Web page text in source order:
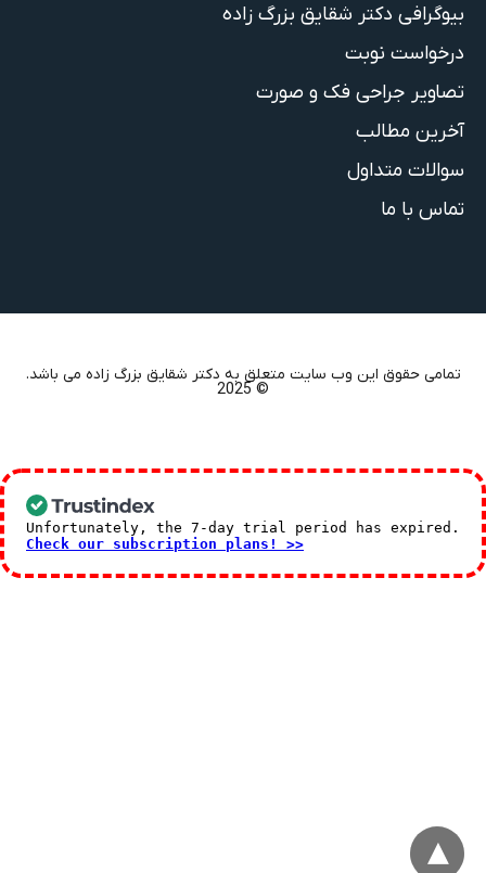
بیوگرافی دکتر شقایق بزرگ زاده
درخواست نوبت
تصاویر جراحی فک و صورت
آخرین مطالب
سوالات متداول
تماس با ما
تمامی حقوق این وب سایت متعلق به دکتر شقایق بزرگ زاده می باشد.
© 2025